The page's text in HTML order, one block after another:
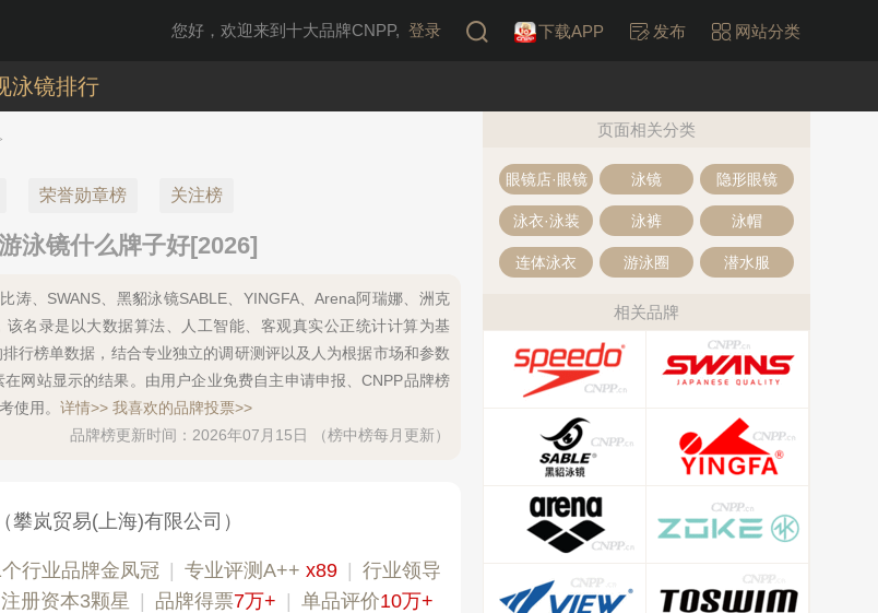
您好，欢迎来到十大品牌CNPP, 登录 下载APP 发布 网站分类
泳镜排行
荣誉勋章榜 关注榜
泳镜什么牌子好[2026]
涛、SWANS、黑貂泳镜SABLE、YINGFA、Arena阿瑞娜、洲克
名录是以大数据算法、人工智能、客观真实公正统计计算为基
行榜单数据，结合专业独立的调研测评以及人为根据市场和参数
网站显示的结果。由用户企业免费自主申请申报、CNPP品牌榜
使用。 详情>> 我喜欢的品牌投票>>
品牌榜更新时间：2026年07月15日 （榜中榜每月更新）
（攀岚贸易(上海)有限公司）
行业品牌金凤冠 专业​评测A++ x89
行业领导
注册资本3颗星 品牌得票7万+ 单品评价10万+
页面相关分类
眼镜店·眼镜 泳镜 隐形眼镜
泳衣·泳装 泳裤 泳帽
连体泳衣 游泳圈 潜水服
相关品牌